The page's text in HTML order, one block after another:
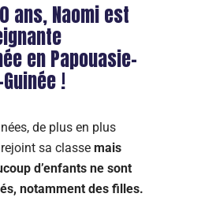
ans, Naomi est
en Papouasie-
!
de plus en plus
rejoint sa classe mais
d’enfants ne sont
notamment des filles.